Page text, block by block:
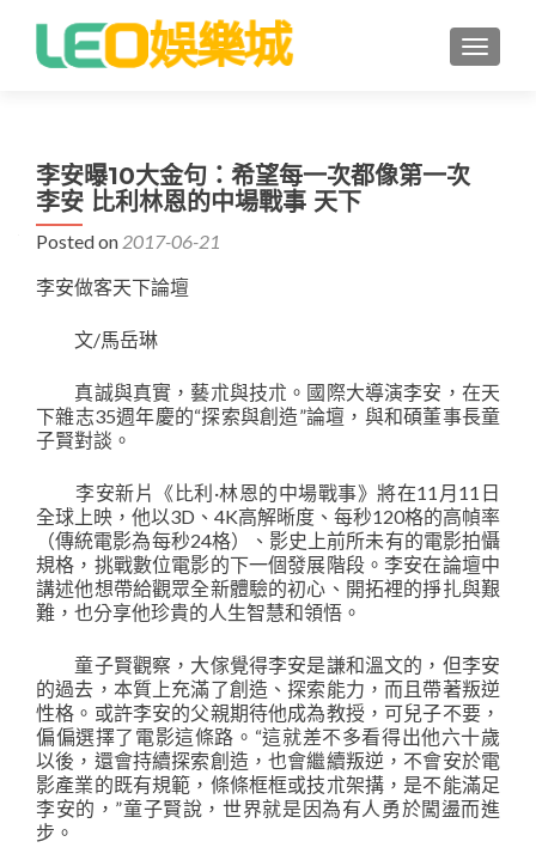
李安曝10大金句：希望每一次都像第一次
李安 比利林恩的中場戰事 天下
Posted on 2017-06-21
李安做客天下論壇
文/馬岳琳
真誠與真實，藝朮與技朮。國際大導演李安，在天
下雜志35週年慶的“探索與創造”論壇，與和碩董事長童
子賢對談。
李安新片《比利·林恩的中場戰事》將在11月11日
全球上映，他以3D、4K高解晰度、每秒120格的高幀率
（傳統電影為每秒24格）、影史上前所未有的電影拍懾
規格，挑戰數位電影的下一個發展階段。李安在論壇中
講述他想帶給觀眾全新體驗的初心、開拓裡的掙扎與艱
難，也分享他珍貴的人生智慧和領悟。
童子賢觀察，大傢覺得李安是謙和溫文的，但李安
的過去，本質上充滿了創造、探索能力，而且帶著叛逆
性格。或許李安的父親期待他成為教授，可兒子不要，
偏偏選擇了電影這條路。“這就差不多看得出他六十歲
以後，還會持續探索創造，也會繼續叛逆，不會安於電
影產業的既有規範，條條框框或技朮架搆，是不能滿足
李安的，”童子賢說，世界就是因為有人勇於闖盪而進
步。